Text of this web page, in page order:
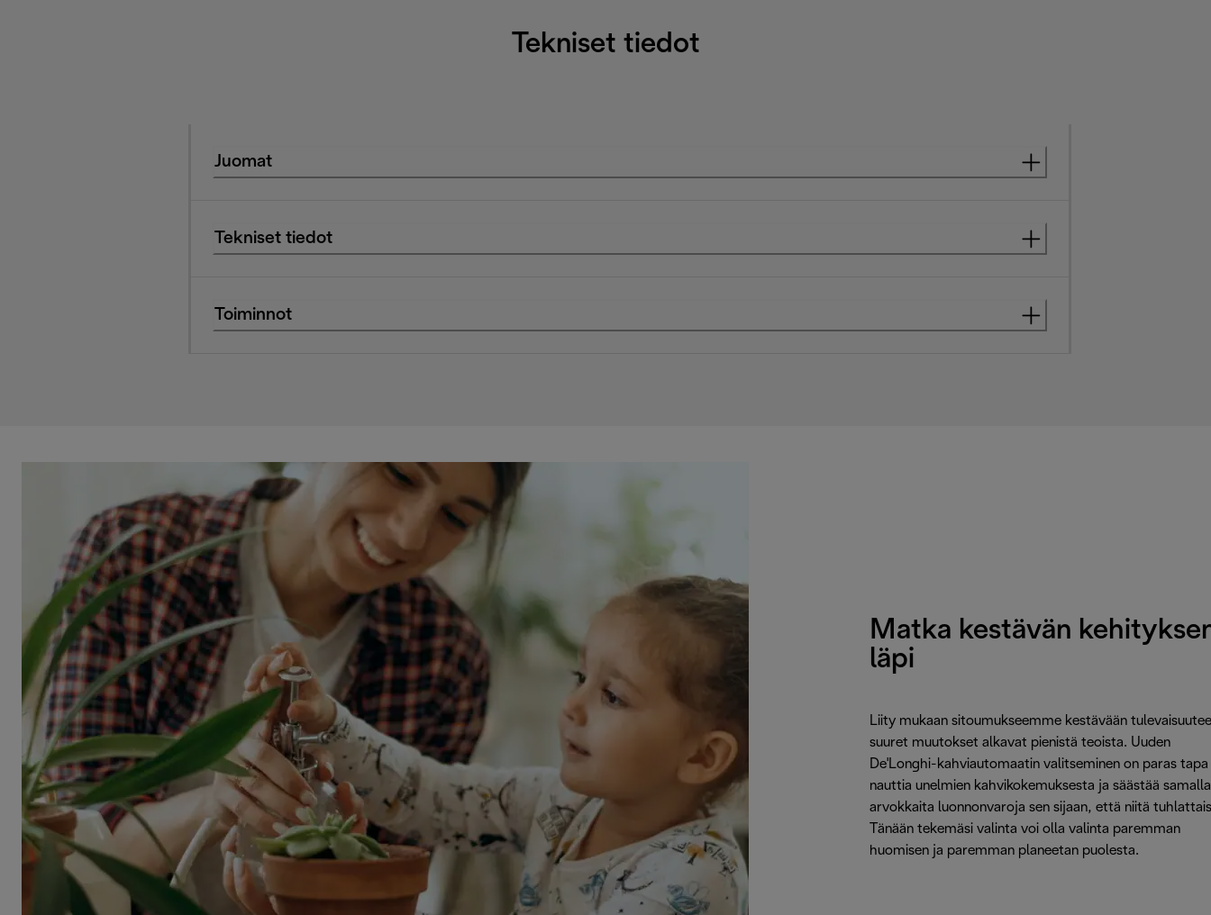
Tekniset tiedot
Juomat
Tekniset tiedot
Toiminnot
Matka kestävän
läpi
Liity mukaan sitoumukseemme kestävään
suuret muutokset alkavat pienistä teoista. Uuden
De'Longhi-kahviautomaatin valitseminen on paras tapa
nauttia unelmien kahvikokemuksesta ja säästää samalla
arvokkaita luonnonvaroja sen sijaan, että niitä
Tänään tekemäsi valinta voi olla valinta paremman
huomisen ja paremman planeetan puolesta.